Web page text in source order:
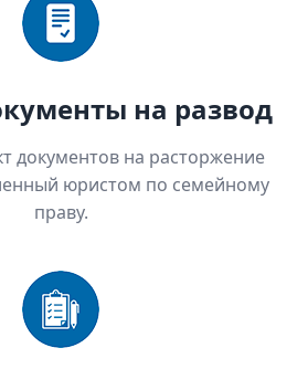
на развод
документов на расторжение
юристом по семейному
праву.